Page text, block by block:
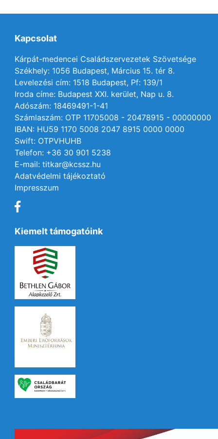
Kapcsolat
Kárpát-medencei Családszervezetek Szövetsége
Székhely: 1056 Budapest, Március 15. tér 8.
Levelezési cím: 1518 Budapest, Pf: 139/1
Iroda címe: Budapest XXI. kerület, Nap u. 8.
Adószám: 18469491-1-41
Számlaszám: OTP 11705008 - 20478915 - 00000000
IBAN: HU59 1170 5008 2047 8915 0000 0000
Swift: OTPVHUHB
Telefon: +36 30 901 5238
E-mail: titkar@kcssz.hu
Adatvédelmi tájékoztató
Impresszum
Kiemelt támogatóink